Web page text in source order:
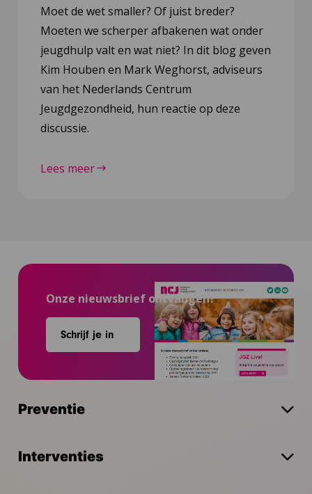
Moet de wet smaller? Of juist breder?
Moeten we scherper afbakenen wat onder
jeugdhulp valt en wat niet? In dit blog geven
Kim Houben en Mark Weghorst, adviseurs
van het Nederlands Centrum
Jeugdgezondheid, hun reactie op deze
discussie.
Lees meer
Onze nieuwsbrief ontvangen?
Schrijf je in
Preventie
Interventies